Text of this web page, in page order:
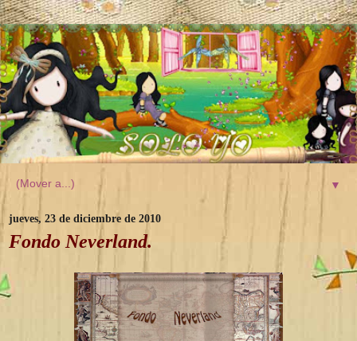
▼
jueves, 23 de diciembre de 2010
Fondo Neverland.